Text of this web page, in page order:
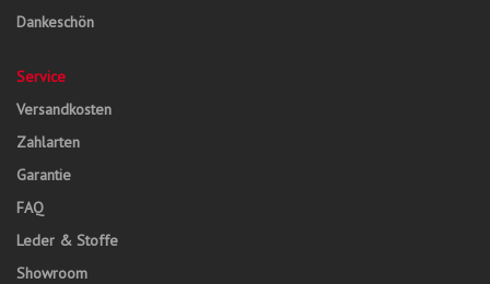
Dankeschön
Service
Versandkosten
Zahlarten
Garantie
FAQ
Leder & Stoffe
Showroom